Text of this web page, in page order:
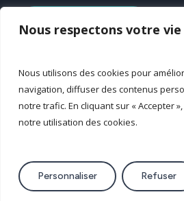
Nous respectons votre vie
Nous utilisons des cookies pour
navigation, diffuser des contenus
notre trafic. En cliquant sur « Accepter
notre utilisation des cookies.
Personnaliser Refuser
© 2025 Tous droits réservés GEOFIT
Politique de